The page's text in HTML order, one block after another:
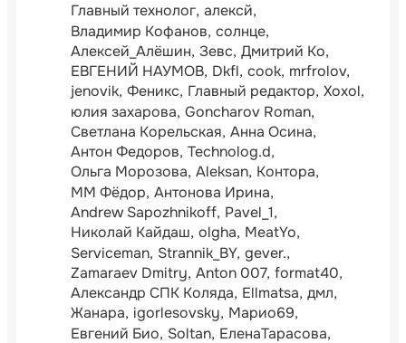
Главный технолог алексй
Владимир Кофанов солнце
Алексей_Алёшин Зевс Дмитрий Ко
ЕВГЕНИЙ НАУМОВ Dkfl cook mrfrolov
jenovik Феникс Главный редактор Xoxol
юлия захарова Goncharov Roman
Светлана Корельская Анна Осина
Антон Федоров Technolog.d
Ольга Морозова Aleksan Контора
ММ Фёдор Антонова Ирина
Andrew Sapozhnikoff Pavel_1
Николай Кайдаш olgha MeatYo
Serviceman Strannik_BY gever.
Zamaraev Dmitry Anton 007 format40
Александр СПК Коляда Ellmatsa дмл
Жанара igorlesovsky Марио69
Евгений Био Soltan ЕленаТарасова